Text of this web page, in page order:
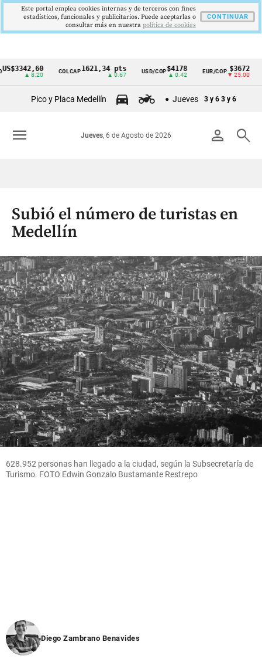
Cintillo
Colombia
▲ 8.20
COLCAP1621,34 pts USD/COP$4178
▲ 0.42
EUR/COP $3672
▼ 25.00
Pico y Placa Medellín Jueves 3 y 6 3 y 6
person search
Jueves, 6 de Agosto de 2026
menu
Subió el número de turistas en
Medellín
628.952 personas han llegado a la ciudad, según la Subsecretaría de
Turismo. FOTO Edwin Gonzalo Bustamante Restrepo
Diego Zambrano Benavides
Este portal emplea cookies internas y de terceros con fines
estadísticos, funcionales y publicitarios. Puede aceptarlas o
consultar más en nuestra politica de cookies
CONTINUAR